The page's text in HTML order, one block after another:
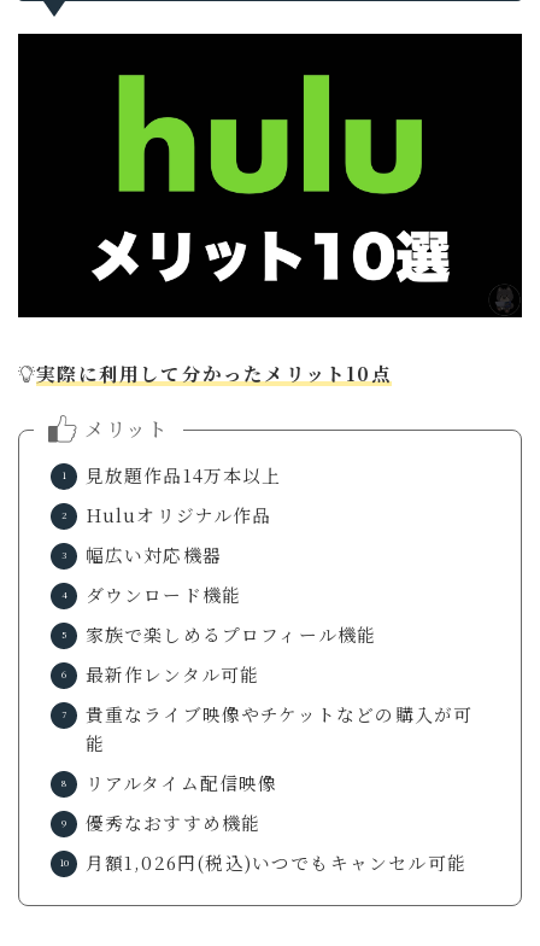
実際に利用して分かったメリット10点
メリット
見放題作品14万本以上
Huluオリジナル作品
幅広い対応機器
ダウンロード機能
家族で楽しめるプロフィール機能
最新作レンタル可能
貴重なライブ映像やチケットなどの購入が可
能
リアルタイム配信映像
優秀なおすすめ機能
月額1,026円(税込)いつでもキャンセル可能